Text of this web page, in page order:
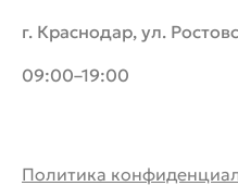
г. Краснодар, ул.
09:00–19:00
Политика